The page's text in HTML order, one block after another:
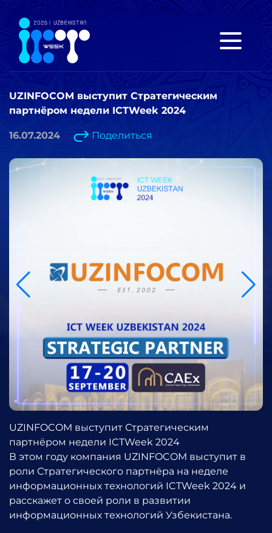
UZINFOCOM выступит Стратегическим
партнёром недели ICTWeek 2024
16.07.2024 Поделиться
UZINFOCOM выступит Стратегическим
партнёром недели ICTWeek 2024
В этом году компания UZINFOCOM выступит в
роли Стратегического партнёра на неделе
информационных технологий ICTWeek 2024 и
расскажет о своей роли в развитии
информационных технологий Узбекистана.